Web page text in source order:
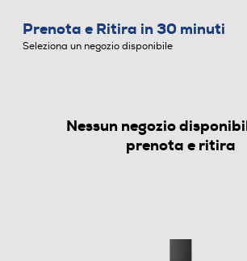
FRIGORIFERI
Prenota e Ritira in 30 minuti
Seleziona un negozio disponibile
Nessun negozio
prenota e ritira